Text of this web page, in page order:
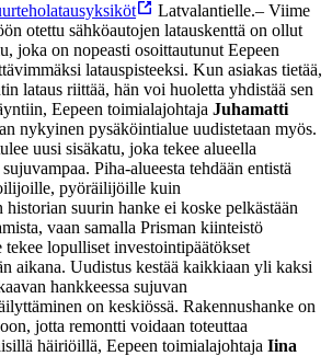
Latvalantielle.– Viime
otettu sähköautojen latauskenttä on ollut
joka on nopeasti osoittautunut Eepeen
latauspisteeksi. Kun asiakas tietää,
lataus riittää, hän voi huoletta yhdistää sen
Eepeen toimialajohtaja Juhamatti
nykyinen pysäköintialue uudistetaan myös.
uusi sisäkatu, joka tekee alueella
Piha-alueesta tehdään entistä
pyöräilijöille kuin
historian suurin hanke ei koske pelkästään
vaan samalla Prisman kiinteistö
tekee lopulliset investointipäätökset
aikana. Uudistus kestää kaikkiaan yli kaksi
hankkeessa sujuvan
on keskiössä. Rakennushanke on
jotta remontti voidaan toteuttaa
häiriöillä, Eepeen toimialajohtaja Iina